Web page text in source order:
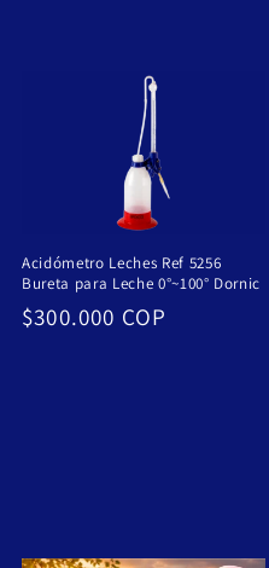
Acidómetro Leches Ref 5256
Bureta para Leche 0°~100° Dornic
Precio
$300.000 COP